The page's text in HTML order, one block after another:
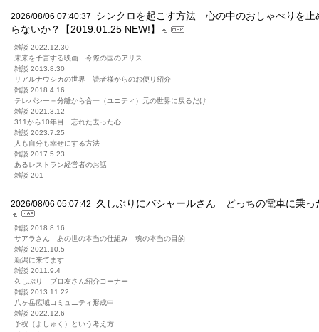
2026/08/06 07:40:37
シンクロを起こす方法 心の中のおしゃべりを止
らないか？【2019.01.25 NEW!】
雑談 2022.12.30
未来を予言する映画 今際の国のアリス
雑談 2013.8.30
リアルナウシカの世界 読者様からのお便り紹介
雑談 2018.4.16
テレパシー＝分離から合一（ユニティ）元の世界に戻るだけ
雑談 2021.3.12
311から10年目 忘れた去った心
雑談 2023.7.25
人も自分も幸せにする方法
雑談 2017.5.23
あるレストラン経営者のお話
雑談 201
2026/08/06 05:07:42 久しぶりにバシャールさん どっちの電車に乗っ
雑談 2018.8.16
サアラさん あの世の本当の仕組み 魂の本当の目的
雑談 2021.10.5
新潟に来てます
雑談 2011.9.4
久しぶり ブロ友さん紹介コーナー
雑談 2013.11.22
八ヶ岳広域コミュニティ形成中
雑談 2022.12.6
予祝（よしゅく）という考え方